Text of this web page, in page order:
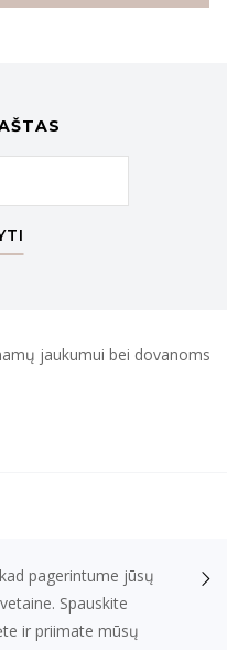
jaukumui bei dovanoms
pagerintume jūsų
Spauskite
ir priimate mūsų